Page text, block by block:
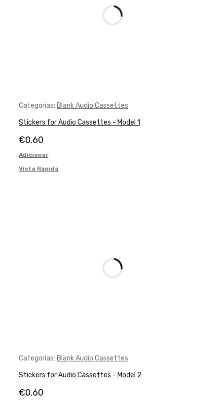
Categorias: Blank Audio Cassettes
Stickers for Audio Cassettes - Model 1
€0.60
Adicionar
Vista Rápida
Categorias: Blank Audio Cassettes
Stickers for Audio Cassettes - Model 2
€0.60